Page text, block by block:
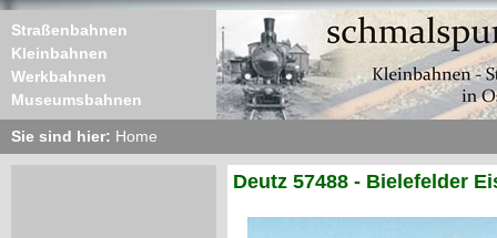
Straßenbahnen
Kleinbahnen
Werkbahnen
Museumsbahnen
Sie sind hier: Home
Deutz 57488 - Bielefelder